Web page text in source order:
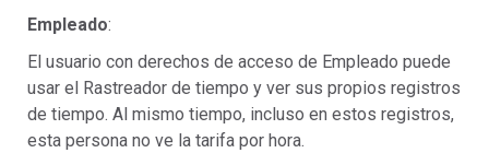
Empleado:
El usuario con derechos de acceso de Empleado puede
usar el Rastreador de tiempo y ver sus propios registros
de tiempo. Al mismo tiempo, incluso en estos registros,
esta persona no ve la tarifa por hora.